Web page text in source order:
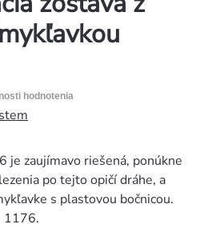
hodnotenia
je zaujímavo riešená, ponúkne
po tejto opičí dráhe, a
s plastovou bočnicou.
1176.